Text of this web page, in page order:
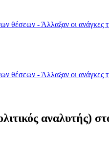
θέσεων - Άλλαξαν οι ανάγκες
θέσεων - Άλλαξαν οι ανάγκες
αναλυτής)